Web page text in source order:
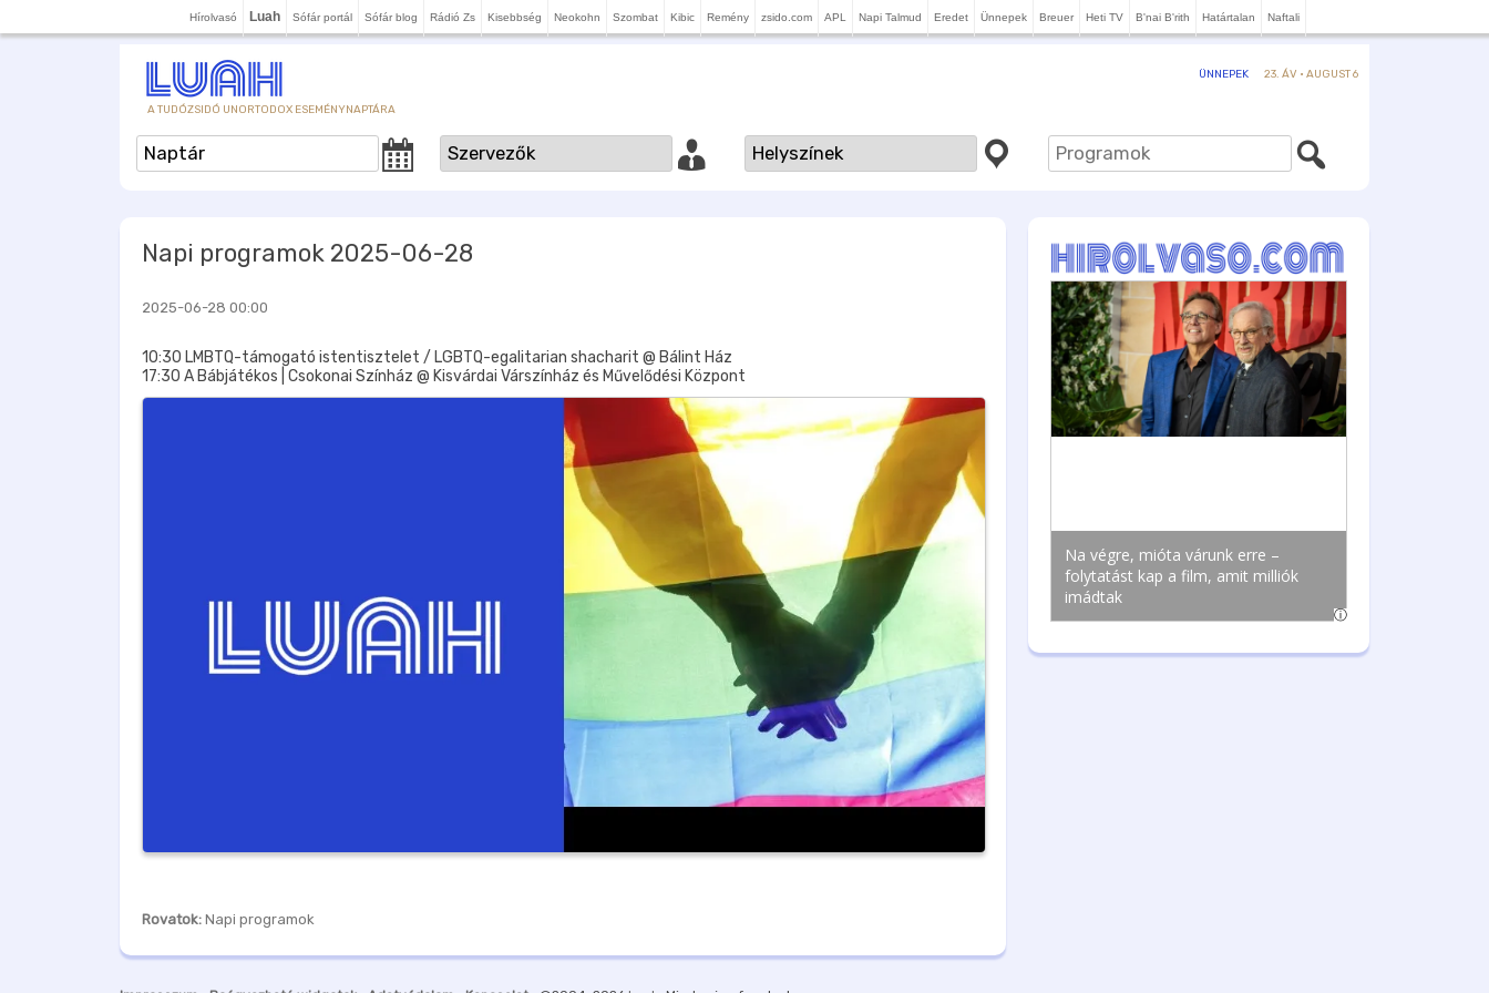
Hírolvasó Luah Sófár portál Sófár blog Rádió Zs Kisebbség Neokohn Szombat Kibic Remény zsido.com APL Napi Talmud Eredet Ünnepek Breuer Heti TV B'nai B'rith Határtalan Naftali
A TUDÓZSIDÓ UNORTODOX ESEMÉNYNAPTÁRA
ÜNNEPEK 23. ÁV · AUGUST 6
Napi programok 2025-06-28
2025-06-28 00:00
10:30 LMBTQ-támogató istentisztelet / LGBTQ-egalitarian shacharit @ Bálint Ház
17:30 A Bábjátékos | Csokonai Színház @ Kisvárdai Várszínház és Művelődési Központ
Rovatok: Napi programok